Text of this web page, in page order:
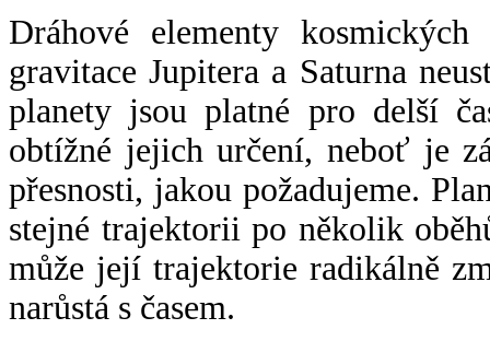
Dráhové elementy
gravitace Jupitera a Saturna
planety jsou platné pro delší
obtížné jejich určení, neboť je
přesnosti, jakou požadujeme.
stejné trajektorii po několik
může její trajektorie radikálně
narůstá s časem.